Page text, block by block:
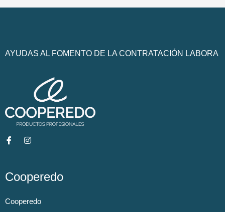
AYUDAS AL FOMENTO DE LA CONTRATACIÓN LABORA
Cooperedo
Cooperedo